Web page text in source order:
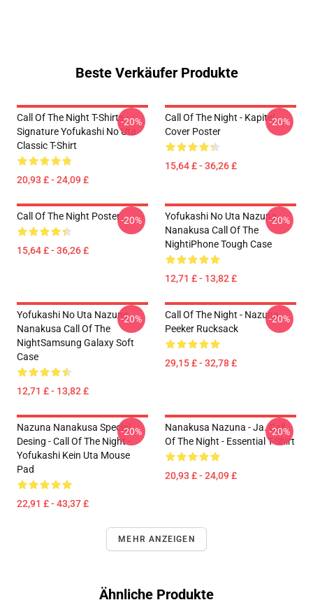
Beste Verkäufer Produkte
Call Of The Night T-Shirts -
Signature Yofukashi No Uta
Classic T-Shirt
20,93 £ - 24,09 £
-20%
Call Of The Night - Kapitel
Cover Poster
15,64 £ - 36,26 £
-20%
Call Of The Night Poster
15,64 £ - 36,26 £
-20%
Yofukashi No Uta Nazuna
Nanakusa Call Of The
NightiPhone Tough Case
12,71 £ - 13,82 £
-20%
Yofukashi No Uta Nazuna
Nanakusa Call Of The
NightSamsung Galaxy Soft
Case
12,71 £ - 13,82 £
-20%
Call Of The Night - Nazuna
Peeker Rucksack
29,15 £ - 32,78 £
-20%
Nazuna Nanakusa Special
Desing - Call Of The Night -
Yofukashi Kein Uta Mouse
Pad
22,91 £ - 43,37 £
-20%
Nanakusa Nazuna - Ja. Call
Of The Night - Essential T-Shirt
20,93 £ - 24,09 £
-20%
MEHR ANZEIGEN
Ähnliche Produkte